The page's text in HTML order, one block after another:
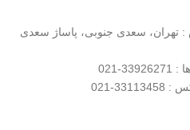
تهران، سعدی جنوبی، پاساژ سعدی
021
021